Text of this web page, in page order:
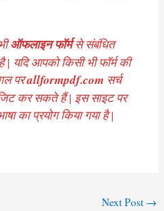
ऑफलाइन फॉर्मसे संबंधित
| यदि आपको किसी भी फॉर्म की
परallformpdf.com सर्च
कर सकते हैं | इस साइट पर
का प्रयोग किया गया है |
Next Post →